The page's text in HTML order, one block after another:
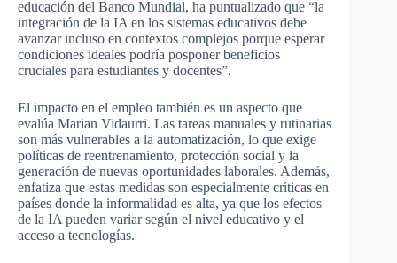
educación del Banco Mundial, ha puntualizado que “la
integración de la IA en los sistemas educativos debe
avanzar incluso en contextos complejos porque esperar
condiciones ideales podría posponer beneficios
cruciales para estudiantes y docentes”.
El impacto en el empleo también es un aspecto que
evalúa Marian Vidaurri. Las tareas manuales y rutinarias
son más vulnerables a la automatización, lo que exige
políticas de reentrenamiento, protección social y la
generación de nuevas oportunidades laborales. Además,
enfatiza que estas medidas son especialmente críticas en
países donde la informalidad es alta, ya que los efectos
de la IA pueden variar según el nivel educativo y el
acceso a tecnologías.